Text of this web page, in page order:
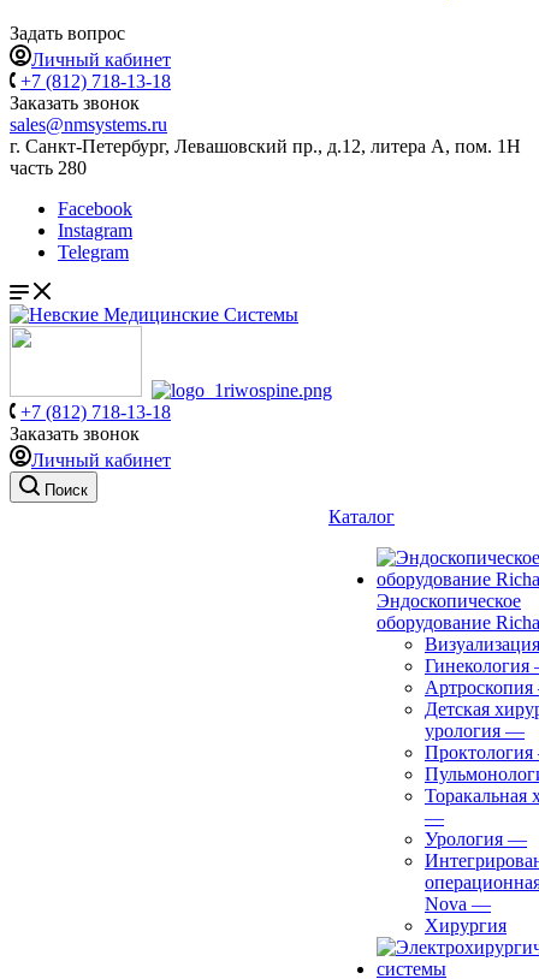
Задать вопрос
Личный кабинет
+7 (812) 718-13-18
Заказать звонок
sales@nmsystems.ru
г. Санкт-Петербург, Левашовский пр., д.12, литера А, пом. 1Н
часть 280
Facebook
Instagram
Telegram
+7 (812) 718-13-18
Заказать звонок
Личный кабинет
Поиск
Каталог
Эндоскопическое
оборудование
Визуализация
Гинекология
Артроскопия
Детская
урология —
Проктология
Торакальная
—
Урология —
Nova —
Хирургия